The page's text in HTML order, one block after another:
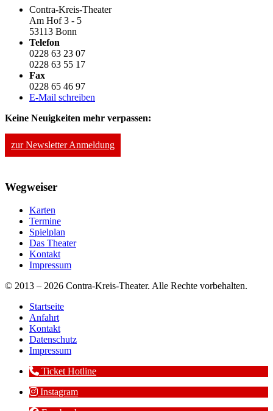
Contra-Kreis-Theater
Am Hof 3 - 5
53113 Bonn
Telefon
0228 63 23 07
0228 63 55 17
Fax
0228 65 46 97
E-Mail schreiben
Keine Neuigkeiten mehr verpassen:
zur Newsletter Anmeldung
Wegweiser
Karten
Termine
Spielplan
Das Theater
Kontakt
Impressum
© 2013 – 2026 Contra-Kreis-Theater. Alle Rechte vorbehalten.
Startseite
Anfahrt
Kontakt
Datenschutz
Impressum
Ticket Hotline
Instagram